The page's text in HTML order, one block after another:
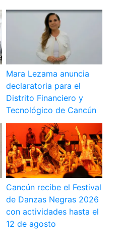
Mara Lezama anuncia
declaratoria para el
Distrito Financiero y
Tecnológico de Cancún
Cancún recibe el Festival
de Danzas Negras 2026
con actividades hasta el
12 de agosto